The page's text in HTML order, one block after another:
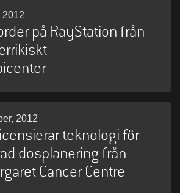
2012
på RayStation från
2012
teknologi för
dosplanering från
Cancer Centre